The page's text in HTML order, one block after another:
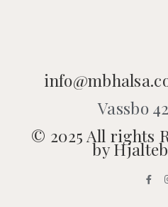
Vassbo
© 2025 All rights
by